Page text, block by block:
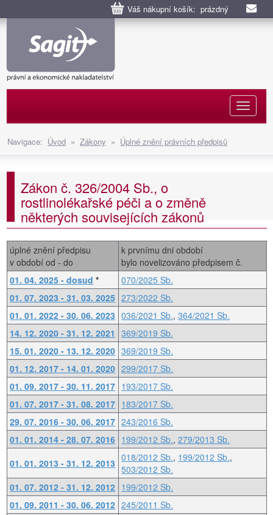
Váš nákupní košík: prázdný
Navigace: Úvod » Zákony » Úplné znění právních předpisů
Zákon č. 326/2004 Sb., o
rostlinolékařské péči a o změně
některých souvisejících zákonů
úplné znění předpisu
v období od - do
k prvnímu dni období
bylo novelizováno předpisem č.
01. 04. 2025 - dosud *
070/2025 Sb.
01. 07. 2023 - 31. 03. 2025 273/2022 Sb.
01. 01. 2022 - 30. 06. 2023 036/2021 Sb.,364/2021 Sb.
14. 12. 2020 - 31. 12. 2021
369/2019 Sb.
15. 01. 2020 - 13. 12. 2020 369/2019 Sb.
01. 12. 2017 - 14. 01. 2020 299/2017 Sb.
01. 09. 2017 - 30. 11. 2017 193/2017 Sb.
01. 07. 2017 - 31. 08. 2017 183/2017 Sb.
29. 07. 2016 - 30. 06. 2017 243/2016 Sb.
01. 01. 2014 - 28. 07. 2016 199/2012 Sb.,279/2013 Sb.
01. 01. 2013 - 31. 12. 2013 018/2012 Sb., 199/2012 Sb.,
503/2012 Sb.
01. 07. 2012 - 31. 12. 2012 199/2012 Sb.
01. 09. 2011 - 30. 06. 2012 245/2011 Sb.